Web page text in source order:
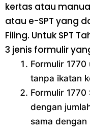
kertas atau
atau e-SPT yang
Filing. Untuk SPT
3 jenis formulir
Formulir
tanpa ikatan
Formulir
dengan
sama